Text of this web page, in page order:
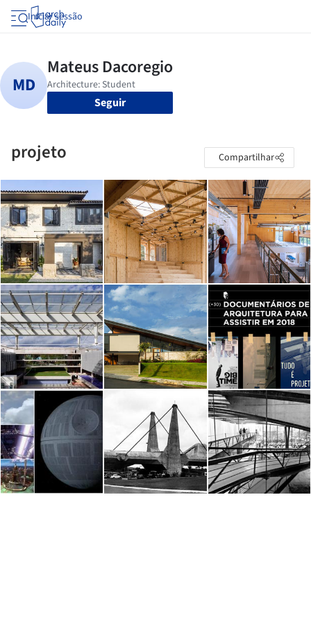
Iniciar sessão
Seguir
projeto Compartilhar